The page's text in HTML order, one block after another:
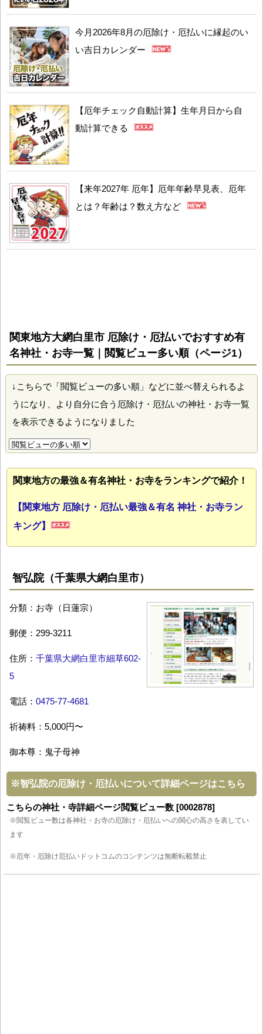
今月2026年8月の厄除け・厄払いに縁起のい
い吉日カレンダー
【厄年チェック自動計算】生年月日から自
動計算できる
【来年2027年 厄年】厄年年齢早見表、厄年
とは？年齢は？数え方など
関東地方大網白里市 厄除け・厄払いでおすすめ有
名神社・お寺一覧｜閲覧ビュー多い順（ページ1）
↓こちらで「閲覧ビューの多い順」などに並べ替えられるよ
うになり、より自分に合う厄除け・厄払いの神社・お寺一覧
を表示できるようになりました
関東地方の最強＆有名神社・お寺をランキングで紹介！
【関東地方 厄除け・厄払い最強＆有名 神社・お寺ラン
キング】
智弘院（千葉県大網白里市）
分類：お寺（日蓮宗）
郵便：299-3211
住所： 千葉県大網白里市細草602-
5
電話： 0475-77-4681
祈祷料：5,000円〜
御本尊：鬼子母神
※智弘院の厄除け・厄払いについて詳細ページはこちら
こちらの神社・寺詳細ページ閲覧ビュー数 [0002878]
※閲覧ビュー数は各神社・お寺の厄除け・厄払いへの関心の高さを表してい
ます
※厄年・厄除け厄払いドットコムのコンテンツは無断転載禁止